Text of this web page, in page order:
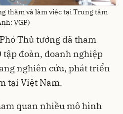
thăm và làm việc tại Trung tâm
VGP)
Thủ tướng đã tham
tập đoàn, doanh nghiệp
nghiên cứu, phát triển
tại Việt Nam.
quan nhiều mô hình